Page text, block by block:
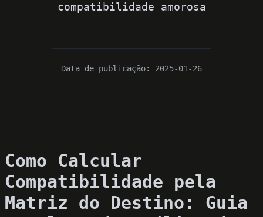
compatibilidade amorosa
Data de publicação: 2025-01-26
Como Calcular
Compatibilidade pela
Matriz do Destino: Guia